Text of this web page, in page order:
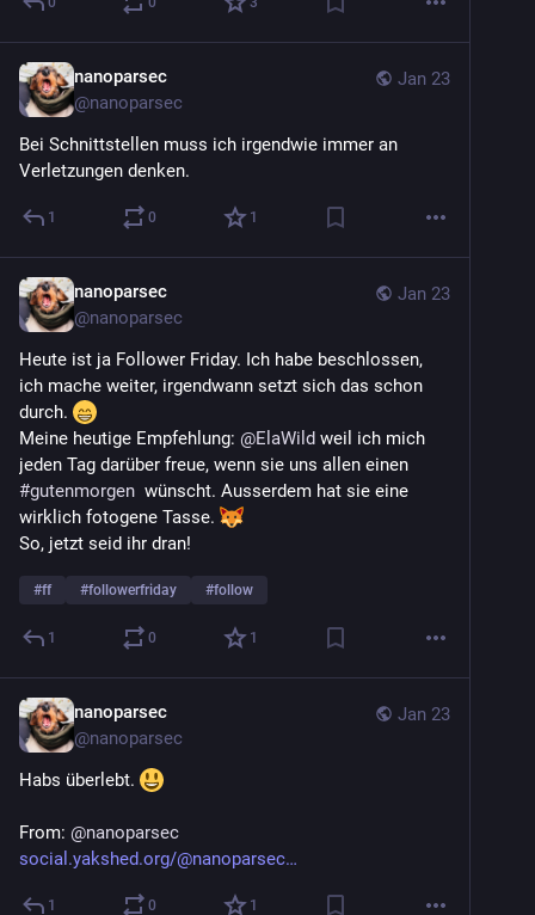
Jan 23
nanoparsec
@nanoparsec
Bei Schnittstellen muss ich irgendwie immer an
Verletzungen denken.
1 0 1
Jan 23
nanoparsec
@nanoparsec
Heute ist ja Follower Friday. Ich habe beschlossen,
ich mache weiter, irgendwann setzt sich das schon
durch.
Meine heutige Empfehlung: @ElaWild weil ich mich
#gutenmorgen
  wünscht. Ausserdem hat sie eine
wirklich fotogene Tasse.
So, jetzt seid ihr dran!
#ff #followerfriday #follow
1 0 1
Jan 23
nanoparsec
@nanoparsec
Habs überlebt.
From: @nanoparsec
social.yakshed.org/@nanoparsec
1 0 1